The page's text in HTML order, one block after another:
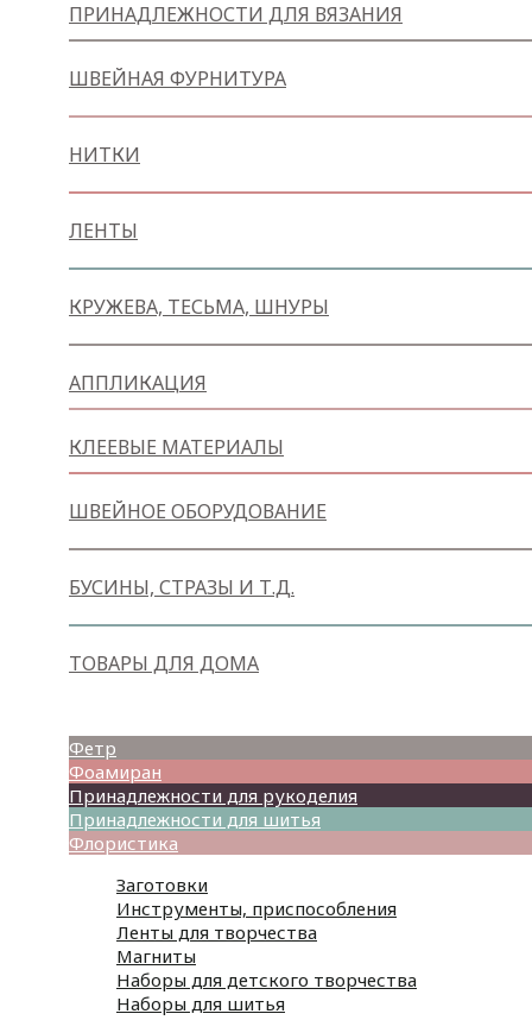
ПРИНАДЛЕЖНОСТИ ДЛЯ ВЯЗАНИЯ
ШВЕЙНАЯ ФУРНИТУРА
НИТКИ
ЛЕНТЫ
КРУЖЕВА, ТЕСЬМА, ШНУРЫ
АППЛИКАЦИЯ
КЛЕЕВЫЕ МАТЕРИАЛЫ
ШВЕЙНОЕ ОБОРУДОВАНИЕ
БУСИНЫ, СТРАЗЫ И Т.Д.
ТОВАРЫ ДЛЯ ДОМА
Фетр
Фоамиран
Принадлежности для рукоделия
Принадлежности для шитья
Флористика
Заготовки
Инструменты, приспособления
Ленты для творчества
Магниты
Наборы для детского творчества
Наборы для шитья